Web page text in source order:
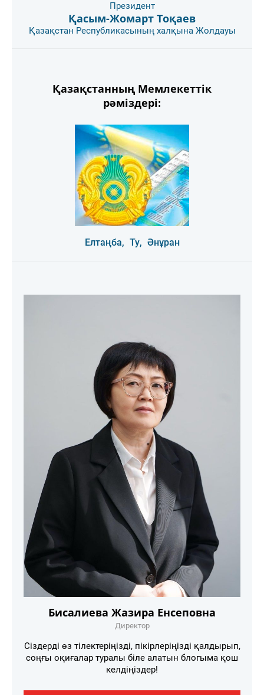
Президент
Қасым-Жомарт Тоқаев
Қазақстан Республикасының халқына Жолдауы
Қазақстанның Мемлекеттік
рәміздері:
Елтаңба, Ту, Әнұран
Бисалиева Жазира Енсеповна
Директор
Сіздерді өз тілектеріңізді, пікірлеріңізді қалдырып,
соңғы оқиғалар туралы біле алатын блогыма қош
келдіңіздер!